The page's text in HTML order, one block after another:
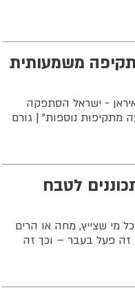
משמעותית
- ישראל הסתפקה
מתקיפות נוספות" | גורם
לטבח
מי שצייץ, מחה או הרים
זה פעל בעבר – וכך זה